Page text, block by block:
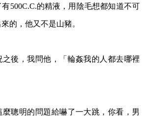
500C.C.的精液 ，用陰毛想都知道不可
的，他又不是山豬。
之後，我問他，「輪姦我的人都去哪裡
麼聰明的問題給嚇了一大跳，你看，男